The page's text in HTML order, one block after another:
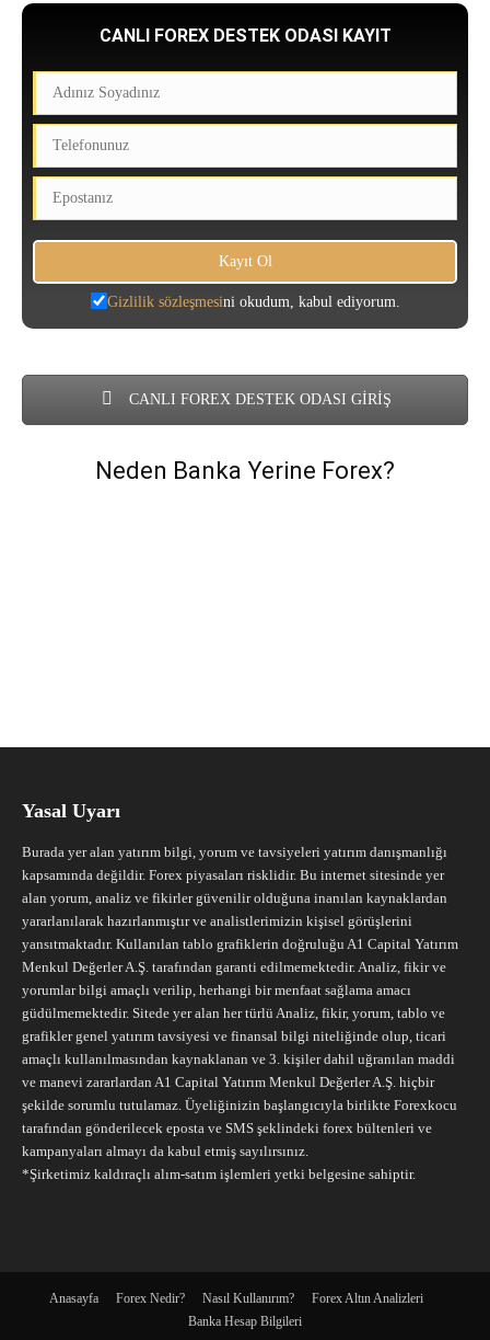
CANLI FOREX DESTEK ODASI KAYIT
Gizlilik sözleşmesini okudum, kabul ediyorum.
CANLI FOREX DESTEK ODASI GİRİŞ
Neden Banka Yerine Forex?
Yasal Uyarı
Burada yer alan yatırım bilgi, yorum ve tavsiyeleri yatırım danışmanlığı
kapsamında değildir. Forex piyasaları risklidir. Bu internet sitesinde yer
alan yorum, analiz ve fikirler güvenilir olduğuna inanılan kaynaklardan
yararlanılarak hazırlanmıştır ve analistlerimizin kişisel görüşlerini
yansıtmaktadır. Kullanılan tablo grafiklerin doğruluğu A1 Capital Yatırım
Menkul Değerler A.Ş. tarafından garanti edilmemektedir. Analiz, fikir ve
yorumlar bilgi amaçlı verilip, herhangi bir menfaat sağlama amacı
güdülmemektedir. Sitede yer alan her türlü Analiz, fikir, yorum, tablo ve
grafikler genel yatırım tavsiyesi ve finansal bilgi niteliğinde olup, ticari
amaçlı kullanılmasından kaynaklanan ve 3. kişiler dahil uğranılan maddi
ve manevi zararlardan A1 Capital Yatırım Menkul Değerler A.Ş. hiçbir
şekilde sorumlu tutulamaz. Üyeliğinizin başlangıcıyla birlikte Forexkocu
tarafından gönderilecek eposta ve SMS şeklindeki forex bültenleri ve
kampanyaları almayı da kabul etmiş sayılırsınız.
*Şirketimiz kaldıraçlı alım-satım işlemleri yetki belgesine sahiptir.
Anasayfa Forex Nedir? Nasıl Kullanırım?
Forex Altın Analizleri
Banka Hesap Bilgileri